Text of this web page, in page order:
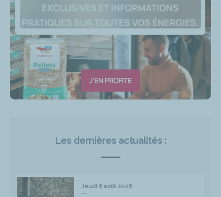
J'EN PROFITE
Les dernières actualités :
Jeudi 6 août 2026